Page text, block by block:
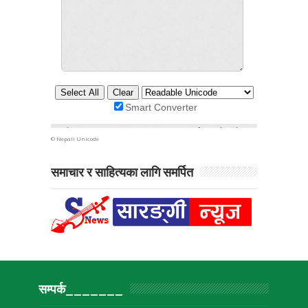
© Nepali Unicode
समाचार र साहित्यका लागि समर्पित
सम्पर्क_______